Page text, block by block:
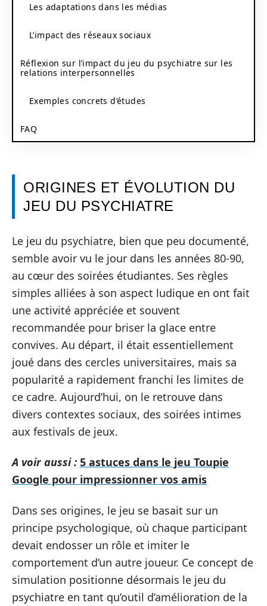
Les adaptations dans les médias
L’impact des réseaux sociaux
Réflexion sur l’impact du jeu du psychiatre sur les
relations interpersonnelles
Exemples concrets d’études
FAQ
ORIGINES ET ÉVOLUTION DU
JEU DU PSYCHIATRE
Le jeu du psychiatre, bien que peu documenté,
semble avoir vu le jour dans les années 80-90,
au cœur des soirées étudiantes. Ses règles
simples alliées à son aspect ludique en ont fait
une activité appréciée et souvent
recommandée pour briser la glace entre
convives. Au départ, il était essentiellement
joué dans des cercles universitaires, mais sa
popularité a rapidement franchi les limites de
ce cadre. Aujourd’hui, on le retrouve dans
divers contextes sociaux, des soirées intimes
aux festivals de jeux.
A voir aussi : 5 astuces dans le jeu Toupie
Google pour impressionner vos amis
Dans ses origines, le jeu se basait sur un
principe psychologique, où chaque participant
devait endosser un rôle et imiter le
comportement d’un autre joueur. Ce concept de
simulation positionne désormais le jeu du
psychiatre en tant qu’outil d’amélioration de la